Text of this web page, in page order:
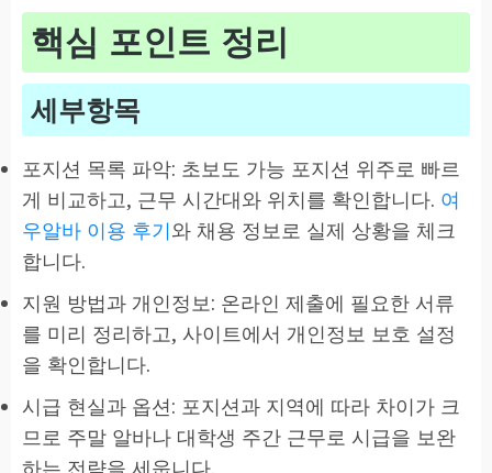
핵심 포인트 정리
세부항목
포지션 목록 파악: 초보도 가능 포지션 위주로 빠르
게 비교하고, 근무 시간대와 위치를 확인합니다. 여
우알바 이용 후기와 채용 정보로 실제 상황을 체크
합니다.
지원 방법과 개인정보: 온라인 제출에 필요한 서류
를 미리 정리하고, 사이트에서 개인정보 보호 설정
을 확인합니다.
시급 현실과 옵션: 포지션과 지역에 따라 차이가 크
므로 주말 알바나 대학생 주간 근무로 시급을 보완
하는 전략을 세웁니다.